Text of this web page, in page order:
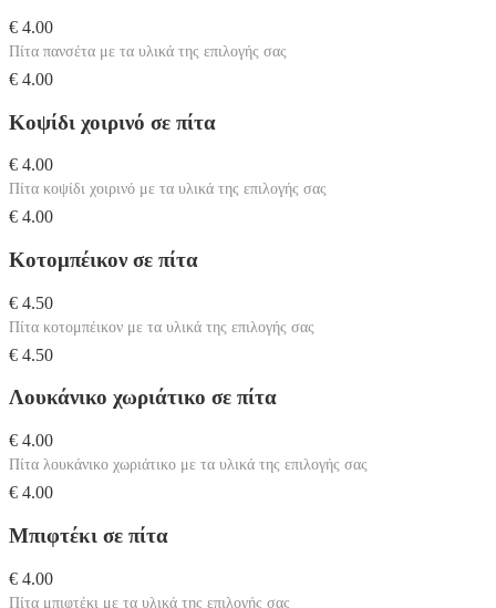
€ 4.00
Πίτα πανσέτα με τα υλικά της επιλογής σας
€ 4.00
Κοψίδι χοιρινό σε πίτα
€ 4.00
Πίτα κοψίδι χοιρινό με τα υλικά της επιλογής σας
€ 4.00
Κοτομπέικον σε πίτα
€ 4.50
Πίτα κοτομπέικον με τα υλικά της επιλογής σας
€ 4.50
Λουκάνικο χωριάτικο σε πίτα
€ 4.00
Πίτα λουκάνικο χωριάτικο με τα υλικά της επιλογής σας
€ 4.00
Μπιφτέκι σε πίτα
€ 4.00
Πίτα μπιφτέκι με τα υλικά της επιλογής σας